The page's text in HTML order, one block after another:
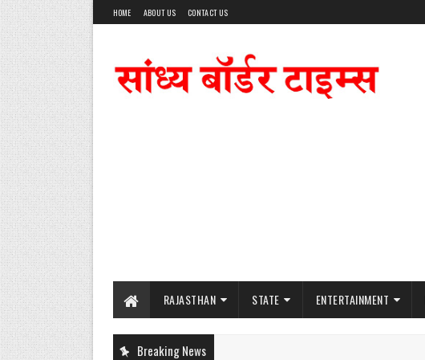
HOME ABOUT US CONTACT US
RAJASTHAN STATE ENTERTAINMENT
Breaking News